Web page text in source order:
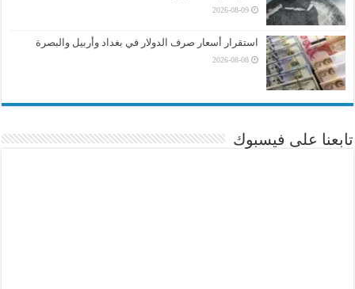
2026-08-09
استقرار أسعار صرف الدولار في بغداد وأربيل والبصرة
2026-08-08
تابعنا على فيسبوك